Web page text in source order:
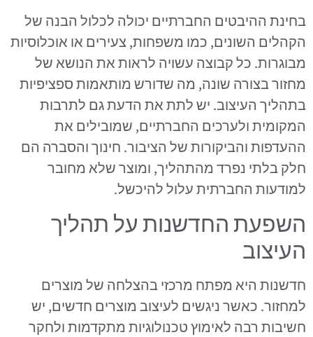
בחינת ההיבטים החברתיים יכולה לכלול הבנה של
הקהלים השונים, כמו משפחות, צעירים או אוכלוסיות
מבוגרות. כל קבוצה עשויה לראות את הנושא של
מחזור בצורה שונה, מה שדורש מותאמות ספציפיות
בתהליך העיצוב. יש לתת את הדעת גם לתרבות
המקומית ולערכים החברתיים, שמובילים את
ההעדפות והביקורות של הציבור. חינוך והסברה הם
חלק בלתי נפרד מהתהליך, ומוצר שלא מחובר
למודעות החברתית עלול להיכשל.
השפעת החדשנות על תהליך
העיצוב
חדשנות היא מפתח מרכזי בהצלחה של מוצרים
למחזור. כאשר ניגשים לעיצוב מוצרים חדשים, יש
חשיבות רבה לאימוץ טכנולוגיות מתקדמות ולחקר